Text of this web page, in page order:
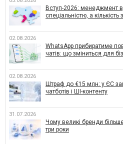
Вступ-2026: менеджмент
спеціальністю, а
02.08.2026
WhatsApp прибиратиме
чатів: що зміниться для
02.08.2026
Штраф до €15 млн: у ЄС
чатботів і ШІ-контенту
31.07.2026
Чому великі бренди
три роки